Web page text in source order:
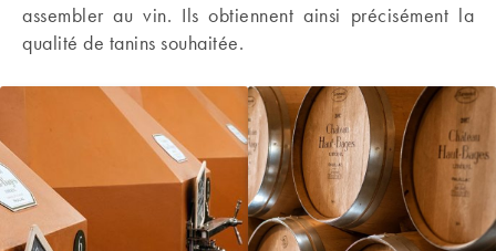
assembler au vin. Ils obtiennent ainsi précisément la
qualité de tanins souhaitée.